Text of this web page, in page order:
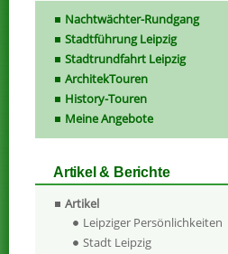
Nachtwächter-Rundgang
Stadtführung Leipzig
Stadtrundfahrt Leipzig
ArchitekTouren
History-Touren
Meine Angebote
Artikel & Berichte
Artikel
Leipziger Persönlichkeiten
Stadt Leipzig